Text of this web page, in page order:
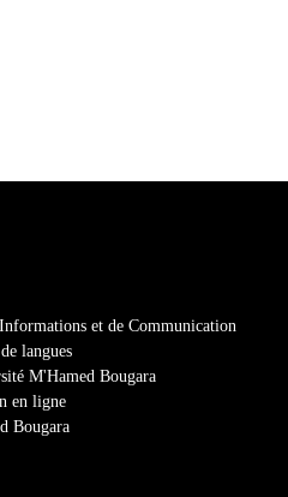
et de Communication
langues
M'Hamed Bougara
en ligne
Bougara